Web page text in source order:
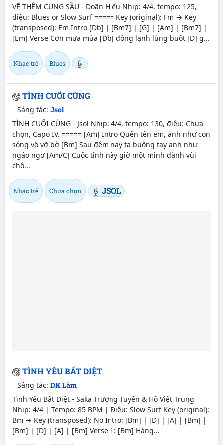
VẼ THÊM CUNG SẦU - Doãn Hiếu Nhịp: 4/4, tempo: 125,
điệu: Blues or Slow Surf ===== Key (original): Fm → Key
(transposed): Em Intro [Db] | [Bm7] | [G] | [Am] | [Bm7] |
[Em] Verse Cơn mưa mùa [Db] đông lạnh lùng buốt [D] g...
Nhạc trẻ Blues
TÌNH CUỐI CÙNG
Sáng tác: Jsol
TÌNH CUỐI CÙNG - Jsol Nhịp: 4/4, tempo: 130, điệu: Chưa
chọn, Capo IV. ===== [Am] Intro Quên tên em, anh như con
sóng vỗ vỡ bờ [Bm] Sau đêm nay ta buông tay anh như
ngáo ngơ [Am/C] Cuộc tình này giờ một mình đành vùi
chô...
Nhạc trẻ Chưa chọn JSOL
TÌNH YÊU BẤT DIỆT
Sáng tác: DK Lâm
Tình Yêu Bất Diệt - Saka Trương Tuyền & Hồ Việt Trung
Nhịp: 4/4 | Tempo: 85 BPM | Điệu: Slow Surf Key (original):
Bm → Key (transposed): No Intro: [Bm] | [D] | [A] | [Bm] |
[Bm] | [D] | [A] | [Bm] Verse 1: [Bm] Hàng...